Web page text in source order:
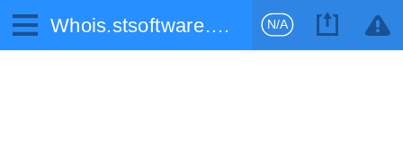
Whois.stsoftware.biz N/A